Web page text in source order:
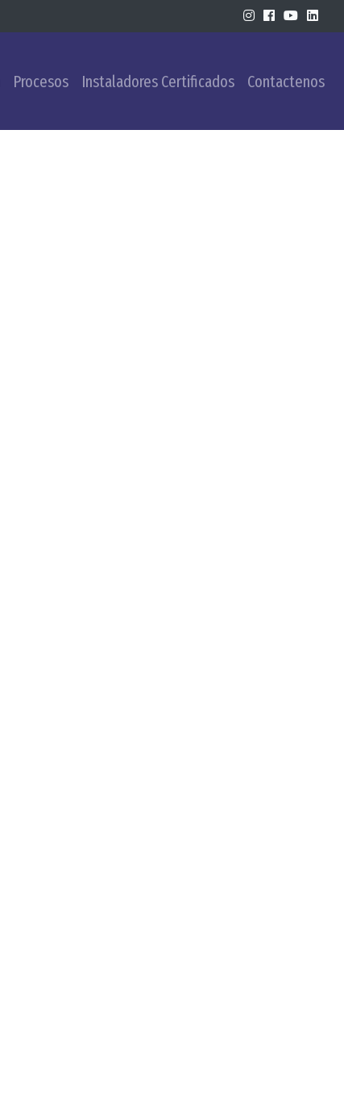
Procesos Instaladores Certificados Contactenos